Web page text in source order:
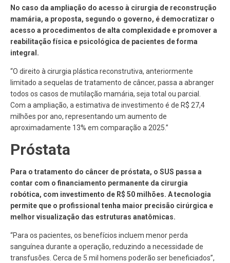
No caso da ampliação do acesso à cirurgia de reconstrução
mamária, a proposta, segundo o governo, é democratizar o
acesso a procedimentos de alta complexidade e promover a
reabilitação física e psicológica de pacientes de forma
integral.
“O direito à cirurgia plástica reconstrutiva, anteriormente
limitado a sequelas de tratamento de câncer, passa a abranger
todos os casos de mutilação mamária, seja total ou parcial.
Com a ampliação, a estimativa de investimento é de R$ 27,4
milhões por ano, representando um aumento de
aproximadamente 13% em comparação a 2025.”
Próstata
Para o tratamento do câncer de próstata, o SUS passa a
contar com o financiamento permanente da cirurgia
robótica, com investimento de R$ 50 milhões. A tecnologia
permite que o profissional tenha maior precisão cirúrgica e
melhor visualização das estruturas anatômicas.
“Para os pacientes, os benefícios incluem menor perda
sanguínea durante a operação, reduzindo a necessidade de
transfusões. Cerca de 5 mil homens poderão ser beneficiados”,